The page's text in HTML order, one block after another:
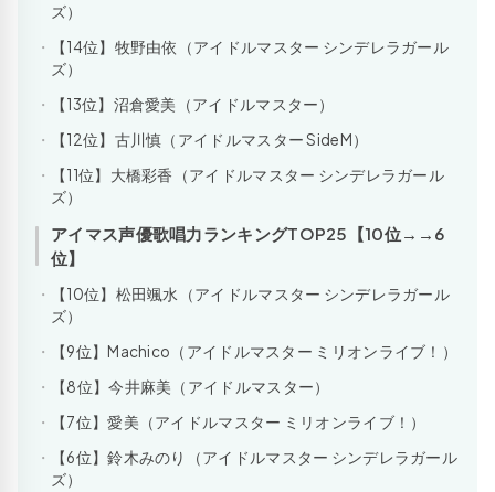
ズ）
【14位】牧野由依（アイドルマスター シンデレラガール
ズ）
【13位】沼倉愛美（アイドルマスター）
【12位】古川慎（アイドルマスター SideM）
【11位】大橋彩香（アイドルマスター シンデレラガール
ズ）
アイマス声優歌唱力ランキングTOP25【10位→→6
位】
【10位】松田颯水（アイドルマスター シンデレラガール
ズ）
【9位】Machico（アイドルマスター ミリオンライブ！）
【8位】今井麻美（アイドルマスター）
【7位】愛美（アイドルマスター ミリオンライブ！）
【6位】鈴木みのり（アイドルマスター シンデレラガール
ズ）